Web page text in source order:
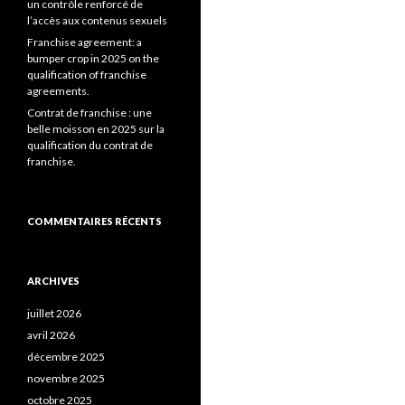
un contrôle renforcé de
l’accès aux contenus sexuels
Franchise agreement: a
bumper crop in 2025 on the
qualification of franchise
agreements.
Contrat de franchise : une
belle moisson en 2025 sur la
qualification du contrat de
franchise.
COMMENTAIRES RÉCENTS
ARCHIVES
juillet 2026
avril 2026
décembre 2025
novembre 2025
octobre 2025